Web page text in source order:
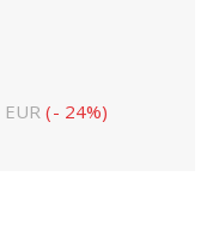
EUR (- 24%)